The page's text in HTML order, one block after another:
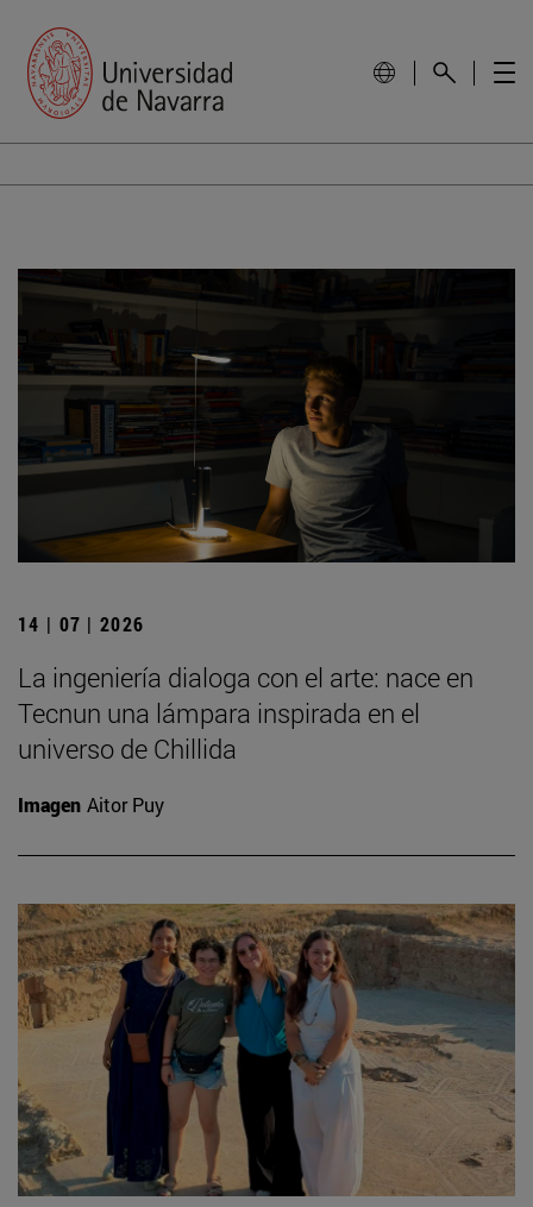
14 | 07 | 2026
La ingeniería dialoga con el arte: nace en
Tecnun una lámpara inspirada en el
universo de Chillida
Imagen Aitor Puy